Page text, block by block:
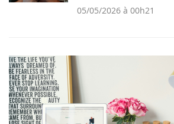
05/05/2026 à 00h21